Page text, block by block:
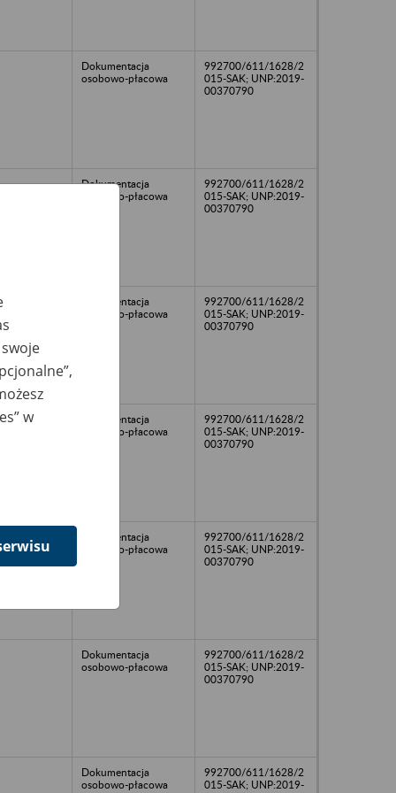
Dokumentacja
osobowo-płacowa
992700/611/1628/2
015-SAK; UNP:2019-
00370790
Dokumentacja
osobowo-płacowa
992700/611/1628/2
015-SAK; UNP:2019-
00370790
Dokumentacja
osobowo-płacowa
992700/611/1628/2
015-SAK; UNP:2019-
00370790
Dokumentacja
osobowo-płacowa
992700/611/1628/2
015-SAK; UNP:2019-
00370790
Dokumentacja
osobowo-płacowa
992700/611/1628/2
015-SAK; UNP:2019-
00370790
Dokumentacja
osobowo-płacowa
992700/611/1628/2
015-SAK; UNP:2019-
00370790
Dokumentacja
osobowo-płacowa
992700/611/1628/2
015-SAK; UNP:2019-
w